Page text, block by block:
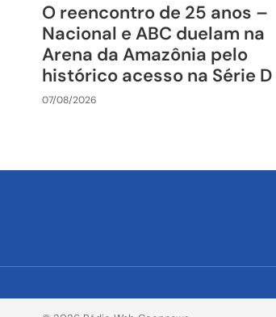
O reencontro de 25 anos –
Nacional e ABC duelam na
Arena da Amazônia pelo
histórico acesso na Série D
07/08/2026